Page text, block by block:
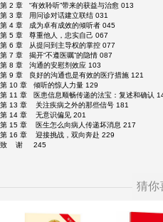
第 2 章 “有效聆听”带来的获益与治愈 013
第 3 章 用问诊对话建立联结 031
第 4 章 成为卓有成效的倾听者 045
第 5 章 尊重他人，忠实自己 067
第 6 章 从提问到主导权的掌控 077
第 7 章 揭开“不遵医嘱”的隐情 087
第 8 章 沟通的安慰剂效应 103
第 9 章 良好的沟通也是有效的医疗措施 121
第 10 章 倾听的惊人力量 129
第 11 章 医患信息顺畅传递的法宝：复述和确认
第 13 章 关注疾病之外的那些信号 181
第 14 章 无意识偏见 201
第 15 章 医生怎么向病人传递坏消息 217
第 16 章 迎接挑战，双向奔赴 229
致 谢 245
猜你